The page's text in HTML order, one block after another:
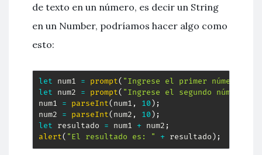
de texto en un número, es decir un String
en un Number, podríamos hacer algo como
esto:
let num1 = prompt( "Ingrese el primer número"
let num2 = prompt( "Ingrese el segundo número"
num1 = parseInt( num1 , 10 ) ;
num2 = parseInt( num2 , 10 ) ;
let resultado = num1 + num2 ;
alert( "El resultado es: " + resultado ) ;